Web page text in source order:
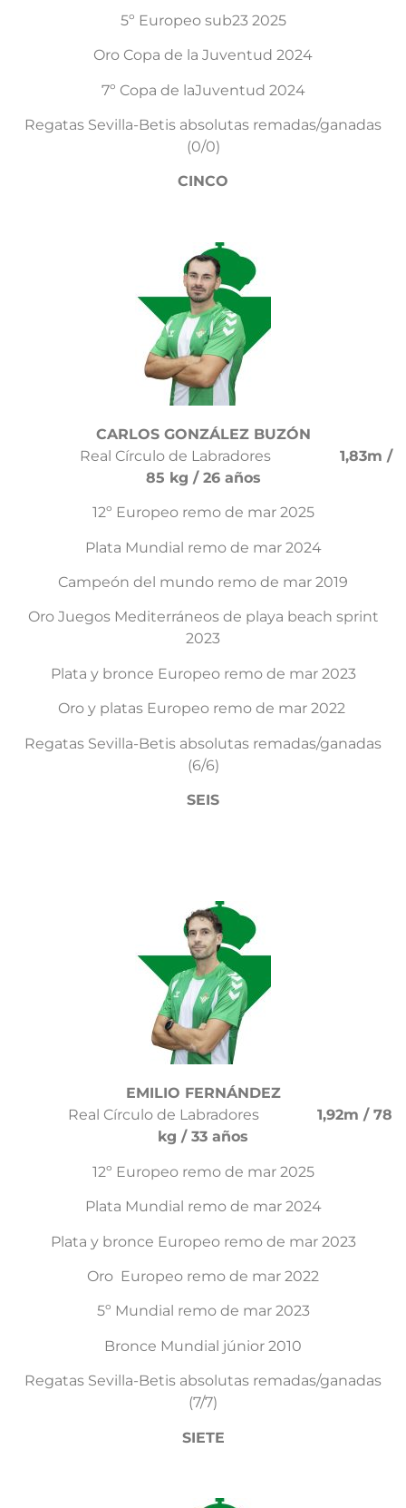
5º Europeo sub23 2025
Oro Copa de la Juventud 2024
7º Copa de laJuventud 2024
Regatas Sevilla-Betis absolutas remadas/ganadas
(0/0)
CINCO
CARLOS GONZÁLEZ BUZÓN
Real Círculo de Labradores 1,83m /
85 kg / 26 años
12º Europeo remo de mar 2025
Plata Mundial remo de mar 2024
Campeón del mundo remo de mar 2019
Oro Juegos Mediterráneos de playa beach sprint
2023
Plata y bronce Europeo remo de mar 2023
Oro y platas Europeo remo de mar 2022
Regatas Sevilla-Betis absolutas remadas/ganadas
(6/6)
SEIS
EMILIO FERNÁNDEZ
Real Círculo de Labradores 1,92m / 78
kg / 33 años
12º Europeo remo de mar 2025
Plata Mundial remo de mar 2024
Plata y bronce Europeo remo de mar 2023
Oro Europeo remo de mar 2022
5º Mundial remo de mar 2023
Bronce Mundial júnior 2010
Regatas Sevilla-Betis absolutas remadas/ganadas
(7/7)
SIETE